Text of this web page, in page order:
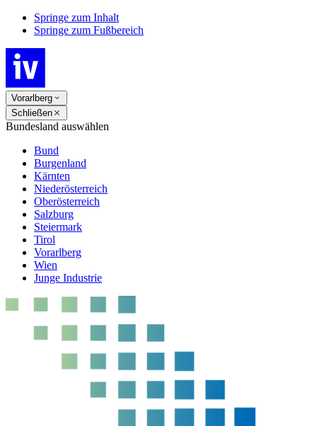
Springe zum Inhalt
Springe zum Fußbereich
Vorarlberg
Schließen
Bundesland auswählen
Bund
Burgenland
Kärnten
Niederösterreich
Oberösterreich
Salzburg
Steiermark
Tirol
Vorarlberg
Wien
Junge Industrie